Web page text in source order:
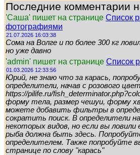
Последние комментарии
'Саша' пишет на странице Список
фотографиями
21.07.2026 16:03:38
Сома на Волге и по более 300 кг
но уже давно
'admin' пишет на странице Список
01.03.2026 12:33:56
Юрий, не знаю что за карась,
определители, начав с розового
https://pilife.ru/
форму тела, размер чешуи, форму
можете добавить фильтры в
сократить поиск. В определители
некоторых видов, но если вы ловили
рыба должна быть здесь.
определителем. Также попробуйте
странице по слову "карась"